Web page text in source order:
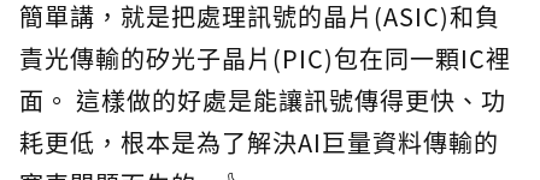
簡單講，就是把處理訊號的晶片(ASIC)和負
責光傳輸的矽光子晶片(PIC)包在同一顆IC裡
面。 這樣做的好處是能讓訊號傳得更快、功
耗更低，根本是為了解決AI巨量資料傳輸的